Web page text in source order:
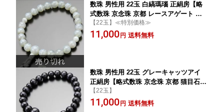
数珠 男性用 22玉 白縞瑪瑙 正絹房【略
式数珠 京念珠 京都 レースアゲート め
のう メノウ 天然石 葬儀 法要 宗派共通
贈り物 マイ数珠 MD DIM 200010030202
【22玉】≪特別価格≫
11,000 円 送料無料
数珠 男性用 22玉 グレーキャッツアイ
正絹房【略式数珠 京念珠 京都 猫目石
葬式 お通夜 法事 葬儀 葬式 法要 じゅず
DIM 2000100301173】【数珠袋付き】
【22玉】
11,000 円 送料無料